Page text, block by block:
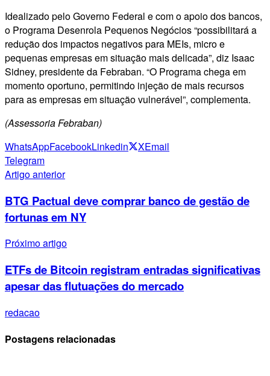
Idealizado pelo Governo Federal e com o apoio dos bancos,
o Programa Desenrola Pequenos Negócios “possibilitará a
redução dos impactos negativos para MEIs, micro e
pequenas empresas em situação mais delicada”, diz Isaac
Sidney, presidente da Febraban. “O Programa chega em
momento oportuno, permitindo injeção de mais recursos
para as empresas em situação vulnerável”, complementa.
(Assessoria Febraban)
WhatsAppFacebookLinkedin XEmail
Telegram
Artigo anterior
BTG Pactual deve comprar banco de gestão de
fortunas em NY
Próximo artigo
ETFs de Bitcoin registram entradas significativas
apesar das flutuações do mercado
redacao
Postagens relacionadas